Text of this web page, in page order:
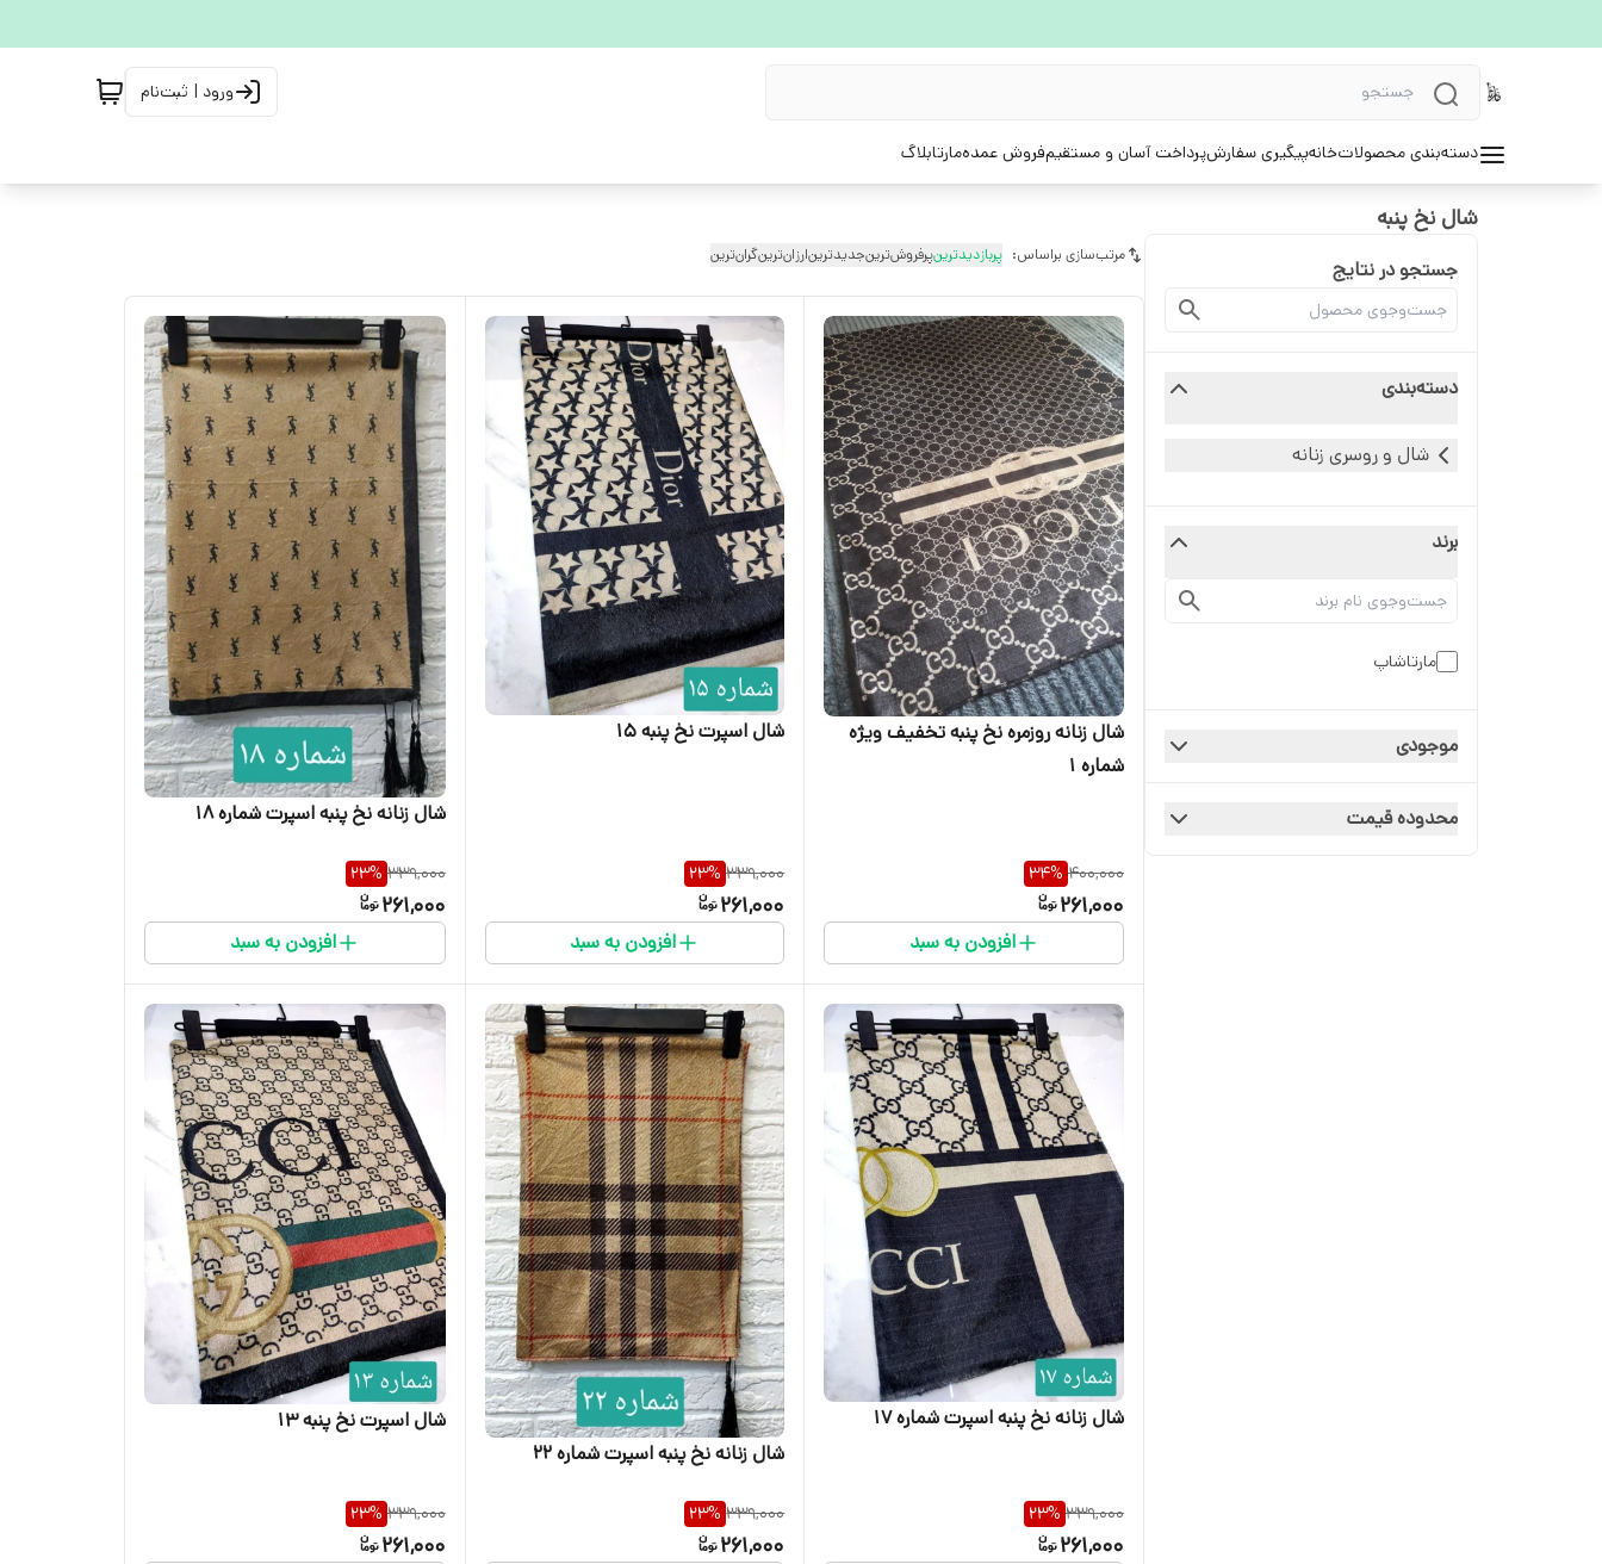
ورود | ثبت‌نام
دسته‌بندی محصولاتخانهپیگیری سفارشپرداخت آسان و مستقیمفروش عمدهمارتابلاگ
شال نخ پنبه
جستجو در نتایج
دسته‌بندی
شال و روسری زنانه
برند
مارتاشاپ
موجودی
محدوده قیمت
مرتب‌سازی براساس: پربازدیدترینپرفروش‌ترینجدیدترینارزان‌ترینگران‌ترین
شال زنانه روزمره نخ پنبه تخفیف ویژه
شماره 1
400,000
34%
261,000
افزودن به سبد
شال اسپرت نخ پنبه 15
339,000
23%
261,000
افزودن به سبد
شال زنانه نخ پنبه اسپرت شماره 18
339,000
23%
261,000
افزودن به سبد
شال زنانه نخ پنبه اسپرت شماره 17
339,000
23%
261,000
شال زنانه نخ پنبه اسپرت شماره 22
339,000
23%
261,000
شال اسپرت نخ پنبه 13
339,000
23%
261,000